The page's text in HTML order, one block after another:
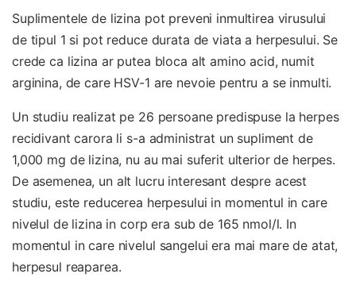
Suplimentele de lizina pot preveni inmultirea virusului
de tipul 1 si pot reduce durata de viata a herpesului. Se
crede ca lizina ar putea bloca alt amino acid, numit
arginina, de care HSV-1 are nevoie pentru a se inmulti.
Un studiu realizat pe 26 persoane predispuse la herpes
recidivant carora li s-a administrat un supliment de
1,000 mg de lizina, nu au mai suferit ulterior de herpes.
De asemenea, un alt lucru interesant despre acest
studiu, este reducerea herpesului in momentul in care
nivelul de lizina in corp era sub de 165 nmol/l. In
momentul in care nivelul sangelui era mai mare de atat,
herpesul reaparea.